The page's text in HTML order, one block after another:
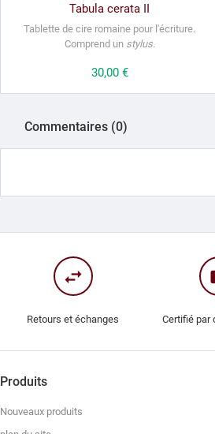
Tabula cerata II
Tablette de cire romaine pour l'écriture.
Comprend un stylus.
Prix
30,00 €
Commentaires (0)
swap_horiz
Retours et échanges Certifié par
Produits
Nouveaux produits